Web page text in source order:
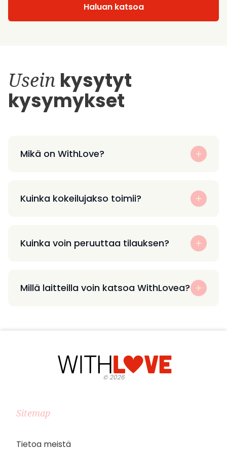
Haluan katsoa
Usein kysytyt
kysymykset
Mikä on WithLove?
Kuinka kokeilujakso toimii?
Kuinka voin peruuttaa tilauksen?
Millä laitteilla voin katsoa WithLovea?
©2026
Sitemap
Tietoa meistä